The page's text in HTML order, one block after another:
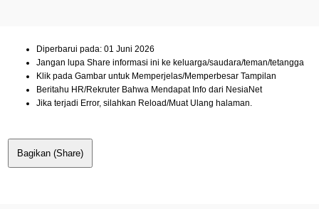
Diperbarui pada: 01 Juni 2026
Jangan lupa Share informasi ini ke keluarga/saudara/teman/tetangga
Klik pada Gambar untuk Memperjelas/Memperbesar Tampilan
Beritahu HR/Rekruter Bahwa Mendapat Info dari NesiaNet
Jika terjadi Error, silahkan Reload/Muat Ulang halaman.
Bagikan (Share)